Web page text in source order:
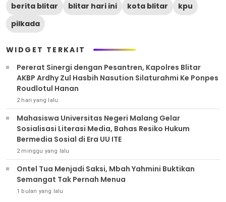
berita blitar blitar hari ini kota blitar
kpu
pilkada
WIDGET TERKAIT
Pererat Sinergi dengan Pesantren, Kapolres Blitar
AKBP Ardhy Zul Hasbih Nasution Silaturahmi Ke Ponpes
Roudlotul Hanan
2 hari yang lalu
Mahasiswa Universitas Negeri Malang Gelar
Sosialisasi Literasi Media, Bahas Resiko Hukum
Bermedia Sosial di Era UU ITE
2 minggu yang lalu
Ontel Tua Menjadi Saksi, Mbah Yahmini Buktikan
Semangat Tak Pernah Menua
1 bulan yang lalu